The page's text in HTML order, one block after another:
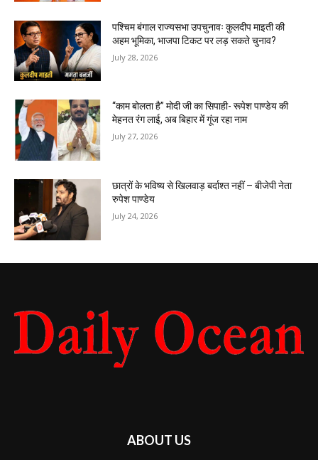
पश्चिम बंगाल राज्यसभा उपचुनावः कुलदीप माइती की
अहम भूमिका, भाजपा टिकट पर लड़ सकते चुनाव?
July 28, 2026
“काम बोलता है” मोदी जी का सिपाही- रूपेश पाण्डेय की
मेहनत रंग लाई, अब बिहार में गूंज रहा नाम
July 27, 2026
छात्रों के भविष्य से खिलवाड़ बर्दाश्त नहीं – बीजेपी नेता
रुपेश पाण्डेय
July 24, 2026
ABOUT US